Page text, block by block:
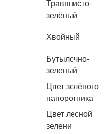
Травянисто-
зелёный
Хвойный
Бутылочно-
зеленый
Цвет зелёного
папоротника
Цвет лесной
зелени